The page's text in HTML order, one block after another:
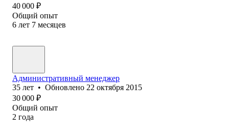
40 000 ₽
Общий опыт
6 лет 7 месяцев
Административный менеджер
35 лет • Обновлено 22 октября 2015
30 000 ₽
Общий опыт
2 года